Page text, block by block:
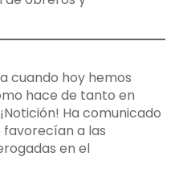
cuando hoy hemos
hace de tanto en
Ha comunicado
favorecían a las
en el